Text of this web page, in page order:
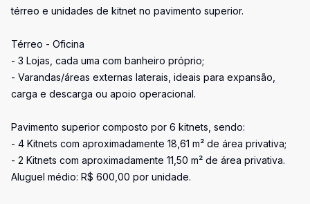
térreo e unidades de kitnet no pavimento superior.
Térreo - Oficina
- 3 Lojas, cada uma com banheiro próprio;
- Varandas/áreas externas laterais, ideais para expansão,
carga e descarga ou apoio operacional.
Pavimento superior composto por 6 kitnets, sendo:
- 4 Kitnets com aproximadamente 18,61 m² de área privativa;
- 2 Kitnets com aproximadamente 11,50 m² de área privativa.
Aluguel médio: R$ 600,00 por unidade.